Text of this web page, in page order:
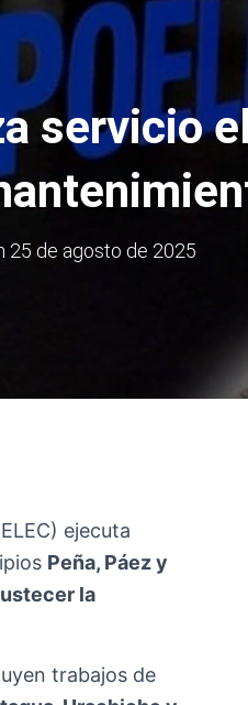
servicio
25 de agosto de 2025
ejecuta
Peña, Páez y
la
trabajos de